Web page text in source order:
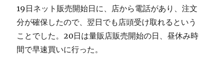
19日ネット販売開始日に、店から電話があり、注文
分が確保したので、翌日でも店頭受け取れるという
ことでした。20日は量販店販売開始の日、昼休み時
間で早速買いに行った。